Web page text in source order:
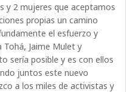
y 2 mujeres que aceptamos
propias un camino
el esfuerzo y
Jaime Mulet y
sería posible y es con ellos
juntos este nuevo
a los miles de activistas y